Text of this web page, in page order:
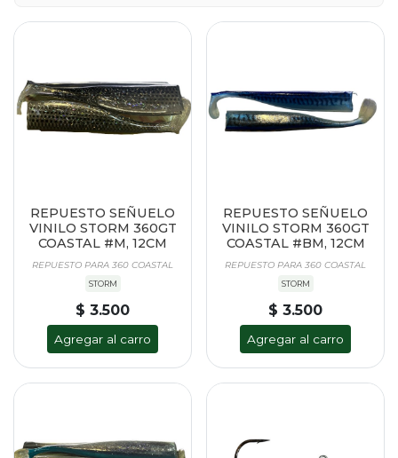
REPUESTO SEÑUELO
VINILO STORM 360GT
COASTAL #M, 12CM
REPUESTO PARA 360 COASTAL
STORM
$ 3.500
Agregar al carro
REPUESTO SEÑUELO
VINILO STORM 360GT
COASTAL #BM, 12CM
REPUESTO PARA 360 COASTAL
STORM
$ 3.500
Agregar al carro